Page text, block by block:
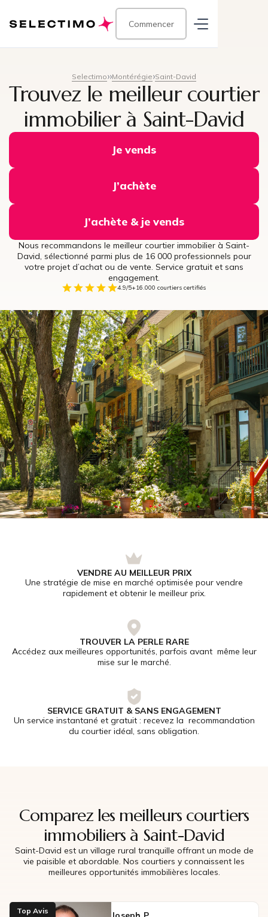
Commencer
Selectimo Montérégie Saint-David
Trouvez le meilleur courtier
immobilier à Saint-David
Je vends
J’achète
J’achète & je vends
Nous recommandons le meilleur courtier immobilier à Saint-
David, sélectionné parmi plus de 16 000 professionnels pour
votre projet d’achat ou de vente. Service gratuit et sans
engagement.
4.9/5+16.000 courtiers certifiés
VENDRE AU MEILLEUR PRIX
Une stratégie de mise en marché optimisée pour vendre
rapidement et obtenir le meilleur prix.
TROUVER LA PERLE RARE
Accédez aux meilleures opportunités, parfois avant même leur
mise sur le marché.
SERVICE GRATUIT & SANS ENGAGEMENT
Un service instantané et gratuit : recevez la recommandation
du courtier idéal, sans obligation.
Comparez les meilleurs courtiers
immobiliers à Saint-David
Saint-David est un village rural tranquille offrant un mode de
vie paisible et abordable. Nos courtiers y connaissent les
meilleures opportunités immobilières locales.
Top Avis